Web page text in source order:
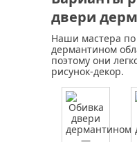
двери
Наши мастера по
дермантином
поэтому они
рисунок-декор.